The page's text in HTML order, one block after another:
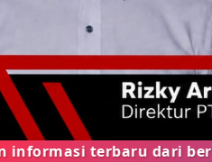
terbaru dari berbagai